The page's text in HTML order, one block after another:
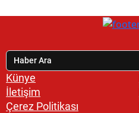
Künye
İletişim
Çerez Politikası